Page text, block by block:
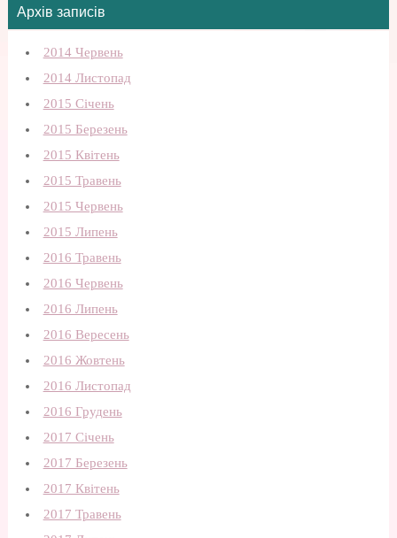
Архів записів
2014 Червень
2014 Листопад
2015 Січень
2015 Березень
2015 Квітень
2015 Травень
2015 Червень
2015 Липень
2016 Травень
2016 Червень
2016 Липень
2016 Вересень
2016 Жовтень
2016 Листопад
2016 Грудень
2017 Січень
2017 Березень
2017 Квітень
2017 Травень